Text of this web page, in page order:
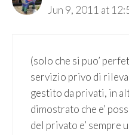
Jun 9, 2011 at
(solo che si puo’
servizio privo di
gestito da privati, in
dimostrato che e’
del privato e’ sempre